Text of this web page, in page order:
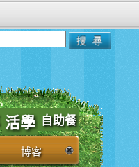
活學 自助餐
博客